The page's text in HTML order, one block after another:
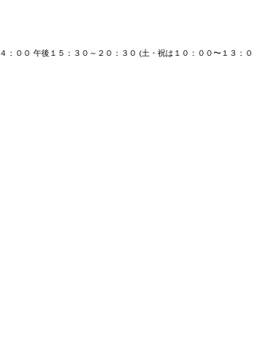
００ 午後１５：３０～２０：３０ (土・祝は１０：００〜１３：